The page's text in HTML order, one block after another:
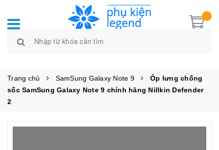
Trang chủ SamSung Galaxy Note 9
Ốp lưng chống
sốc SamSung Galaxy Note 9 chính hãng Nillkin Defender
2